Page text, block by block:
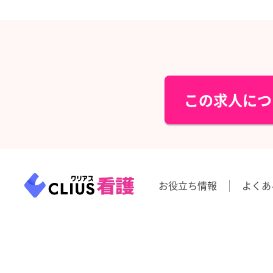
この求人に
お役立ち情報 よく